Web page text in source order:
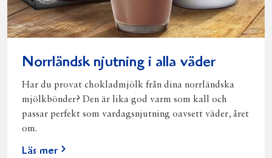
Norrländsk njutning i alla väder
Har du provat chokladmjölk från dina norrländska
mjölkbönder? Den är lika god varm som kall och
passar perfekt som vardagsnjutning oavsett väder, året
om.
Läs mer